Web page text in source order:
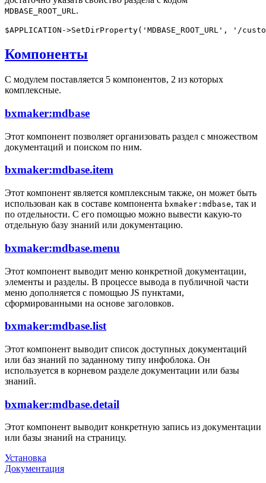
MDBASE_ROOT_URL.
Компоненты
С модулем поставляется 5 компонентов, 2 из которых
комплексные.
bxmaker:mdbase
Этот компонент позволяет организовать раздел с множеством
документаций и поиском по ним.
bxmaker:mdbase.item
Этот компонент является комплексным также, он может быть
использован как в составе компонента bxmaker:mdbase, так и
по отдельности. С его помощью можно вывести какую-то
отдельную базу знаний или документацию.
bxmaker:mdbase.menu
Этот компонент выводит меню конкретной документации,
элементы и разделы. В процессе вывода в публичной части
меню дополняется с помощью JS пунктами,
сформированными на основе заголовков.
bxmaker:mdbase.list
Этот компонент выводит список доступных документаций
или баз знаний по заданному типу инфоблока. Он
используется в корневом разделе документации или базы
знаний.
bxmaker:mdbase.detail
Этот компонент выводит конкретную запись из документации
или базы знаний на страницу.
Установка
Документация